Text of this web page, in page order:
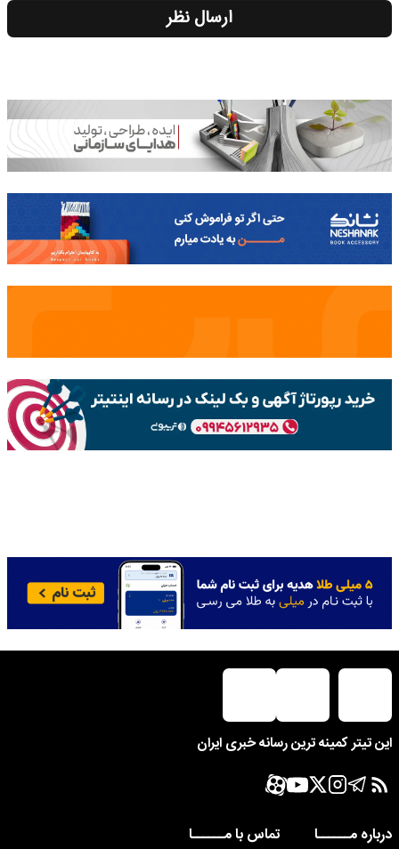
ارسال نظر
این تیتر کمینه ترین رسانه خبری ایران
درباره مــــــا
تماس با مــــــا